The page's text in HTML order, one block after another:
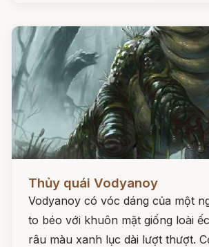
Thủy quái Vodyanoy
Vodyanoy có vóc dáng của một
to béo với khuôn mặt giống loài
râu màu xanh lục dài lượt thượt.